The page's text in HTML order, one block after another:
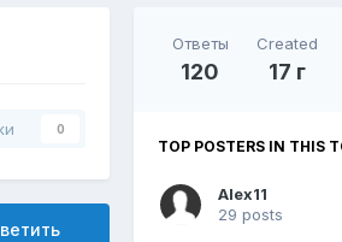
0
Ответы
120
Created
17 г
TOP POSTERS IN THIS
Alex11
29 posts